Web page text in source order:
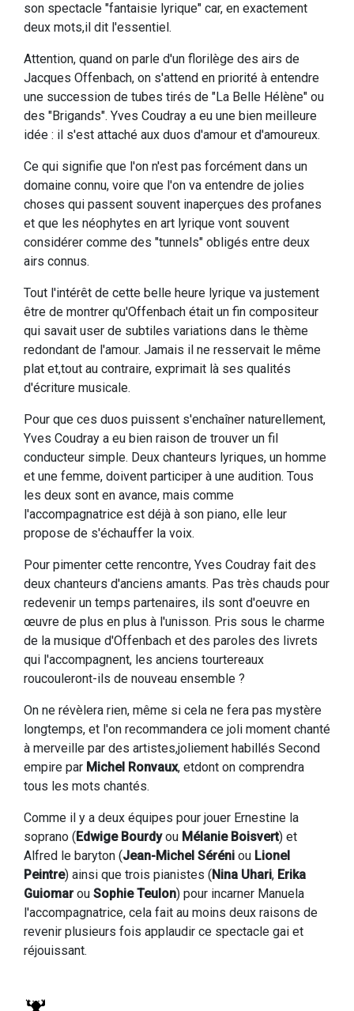
son spectacle "fantaisie lyrique" car, en exactement
deux mots,il dit l'essentiel.
Attention, quand on parle d'un florilège des airs de
Jacques Offenbach, on s'attend en priorité à entendre
une succession de tubes tirés de "La Belle Hélène" ou
des "Brigands". Yves Coudray a eu une bien meilleure
idée : il s'est attaché aux duos d'amour et d'amoureux.
Ce qui signifie que l'on n'est pas forcément dans un
domaine connu, voire que l'on va entendre de jolies
choses qui passent souvent inaperçues des profanes
et que les néophytes en art lyrique vont souvent
considérer comme des "tunnels" obligés entre deux
airs connus.
Tout l'intérêt de cette belle heure lyrique va justement
être de montrer qu'Offenbach était un fin compositeur
qui savait user de subtiles variations dans le thème
redondant de l'amour. Jamais il ne resservait le même
plat et,tout au contraire, exprimait là ses qualités
d'écriture musicale.
Pour que ces duos puissent s'enchaîner naturellement,
Yves Coudray a eu bien raison de trouver un fil
conducteur simple. Deux chanteurs lyriques, un homme
et une femme, doivent participer à une audition. Tous
les deux sont en avance, mais comme
l'accompagnatrice est déjà à son piano, elle leur
propose de s'échauffer la voix.
Pour pimenter cette rencontre, Yves Coudray fait des
deux chanteurs d'anciens amants. Pas très chauds pour
redevenir un temps partenaires, ils sont d'oeuvre en
œuvre de plus en plus à l'unisson. Pris sous le charme
de la musique d'Offenbach et des paroles des livrets
qui l'accompagnent, les anciens tourtereaux
roucouleront-ils de nouveau ensemble ?
On ne révèlera rien, même si cela ne fera pas mystère
longtemps, et l'on recommandera ce joli moment chanté
à merveille par des artistes,joliement habillés Second
empire par Michel Ronvaux, etdont on comprendra
tous les mots chantés.
Comme il y a deux équipes pour jouer Ernestine la
soprano (Edwige Bourdyou Mélanie Boisvert) et
Alfred le baryton (Jean-Michel Séréni ou Lionel
Peintre) ainsi que trois pianistes (Nina Uhari, Erika
Guiomarou Sophie Teulon) pour incarner Manuela
l'accompagnatrice, cela fait au moins deux raisons de
revenir plusieurs fois applaudir ce spectacle gai et
réjouissant.